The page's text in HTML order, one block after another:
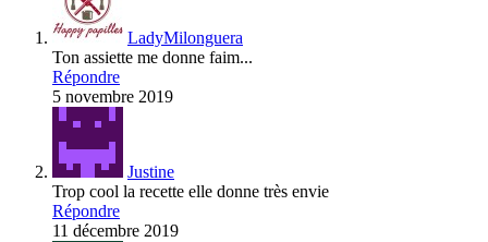
LadyMilonguera
Ton assiette me donne faim...
Répondre
5 novembre 2019
Justine
Trop cool la recette elle donne très envie
Répondre
11 décembre 2019